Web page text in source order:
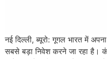
नई दिल्ली, ब्यूरो: गूगल भारत में
सबसे बड़ा निवेश करने जा रहा है।